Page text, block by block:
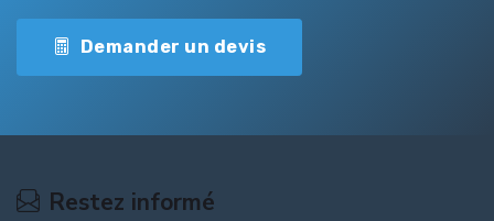
Demander un devis
Restez informé